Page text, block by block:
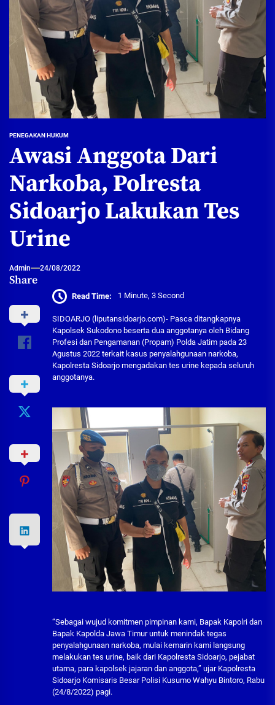
PENEGAKAN HUKUM
Awasi Anggota Dari
Narkoba, Polresta
Sidoarjo Lakukan Tes
Urine
Admin 24/08/2022
Share
Read Time: 1 Minute, 3 Second
SIDOARJO (liputansidoarjo.com)- Pasca ditangkapnya
Kapolsek Sukodono beserta dua anggotanya oleh Bidang
Profesi dan Pengamanan (Propam) Polda Jatim pada 23
Agustus 2022 terkait kasus penyalahgunaan narkoba,
Kapolresta Sidoarjo mengadakan tes urine kepada seluruh
anggotanya.
“Sebagai wujud komitmen pimpinan kami, Bapak Kapolri dan
Bapak Kapolda Jawa Timur untuk menindak tegas
penyalahgunaan narkoba, mulai kemarin kami langsung
melakukan tes urine, baik dari Kapolresta Sidoarjo, pejabat
utama, para kapolsek jajaran dan anggota,” ujar Kapolresta
Sidoarjo Komisaris Besar Polisi Kusumo Wahyu Bintoro, Rabu
(24/8/2022) pagi.